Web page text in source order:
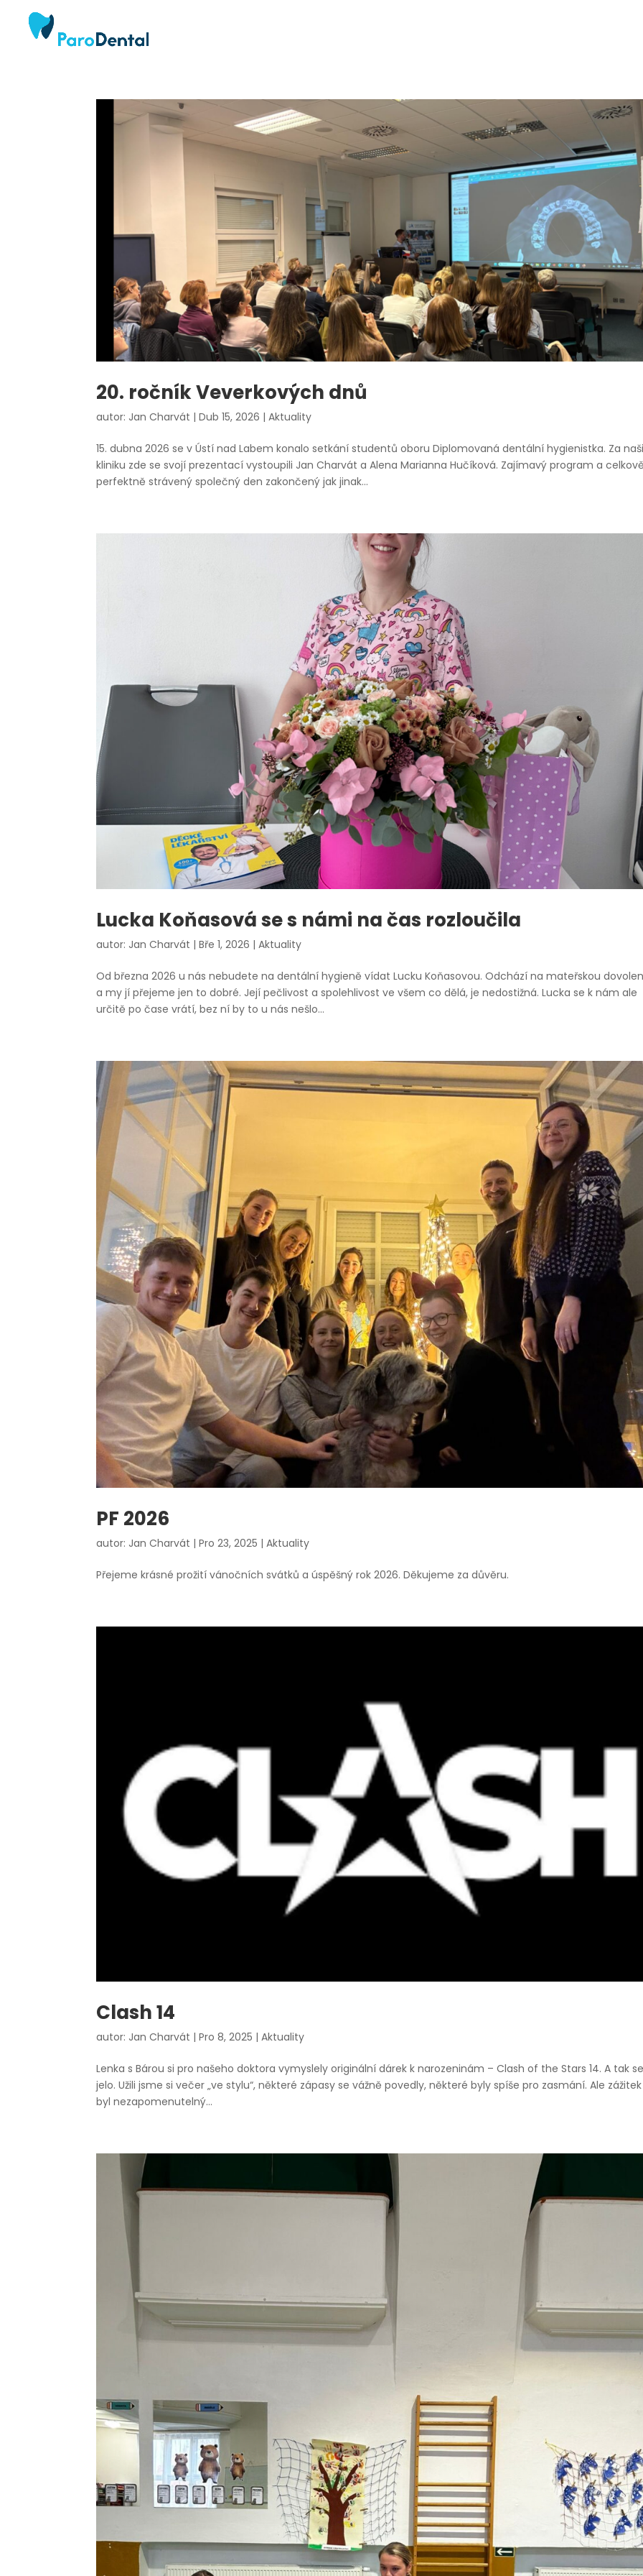
20. ročník Veverkových dnů
autor: Jan Charvát |Dub 15, 2026 |Aktuality
15. dubna 2026 se v Ústí nad Labem konalo setkání studentů oboru Diplomovaná dentální hygienistka. Za
kliniku zde se svojí prezentací vystoupili Jan Charvát a Alena Marianna Hučíková. Zajímavý program a
perfektně strávený společný den zakončený jak jinak...
Lucka Koňasová se s námi na čas rozloučila
autor: Jan Charvát |Bře 1, 2026 |Aktuality
Od března 2026 u nás nebudete na dentální hygieně vídat Lucku Koňasovou. Odchází na mateřskou
a my jí přejeme jen to dobré. Její pečlivost a spolehlivost ve všem co dělá, je nedostižná. Lucka se k nám ale
určitě po čase vrátí, bez ní by to u nás nešlo...
PF 2026
autor: Jan Charvát |Pro 23, 2025 |Aktuality
Přejeme krásné prožití vánočních svátků a úspěšný rok 2026. Děkujeme za důvěru.
Clash 14
autor: Jan Charvát |Pro 8, 2025 |Aktuality
Lenka s Bárou si pro našeho doktora vymyslely originální dárek k narozeninám – Clash of the Stars 14. A tak
jelo. Užili jsme si večer „ve stylu“, některé zápasy se vážně povedly, některé byly spíše pro zasmání. Ale
byl nezapomenutelný...